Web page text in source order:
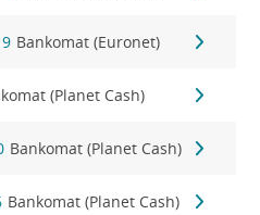
Bankomat (Euronet)
(Planet Cash)
Bankomat (Planet Cash)
Bankomat (Planet Cash)